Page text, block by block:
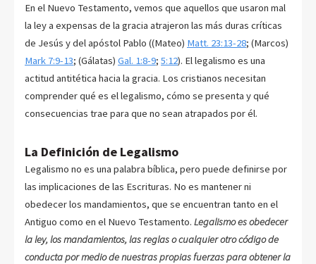
En el Nuevo Testamento, vemos que aquellos que usaron mal
la ley a expensas de la gracia atrajeron las más duras críticas
de Jesús y del apóstol Pablo ((Mateo) Matt. 23:13-28; (Marcos)
Mark 7:9-13; (Gálatas) Gal. 1:8-9; 5:12). El legalismo es una
actitud antitética hacia la gracia. Los cristianos necesitan
comprender qué es el legalismo, cómo se presenta y qué
consecuencias trae para que no sean atrapados por él.
La Definición de Legalismo
Legalismo no es una palabra bíblica, pero puede definirse por
las implicaciones de las Escrituras. No es mantener ni
obedecer los mandamientos, que se encuentran tanto en el
Antiguo como en el Nuevo Testamento. Legalismo es obedecer
la ley, los mandamientos, las reglas o cualquier otro código de
conducta por medio de nuestras propias fuerzas para obtener la